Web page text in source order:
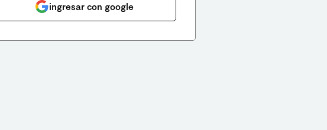
ingresar con google